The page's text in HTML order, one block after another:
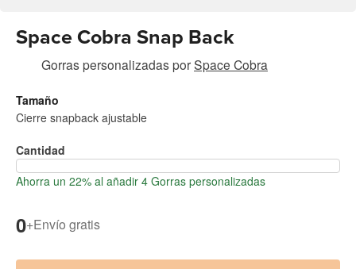
Space Cobra Snap Back
Gorras personalizadasporSpace Cobra
Tamaño
Cierre snapback ajustable
Cantidad
Ahorra un 22% al añadir 4 Gorras personalizadas
0+Envío gratis